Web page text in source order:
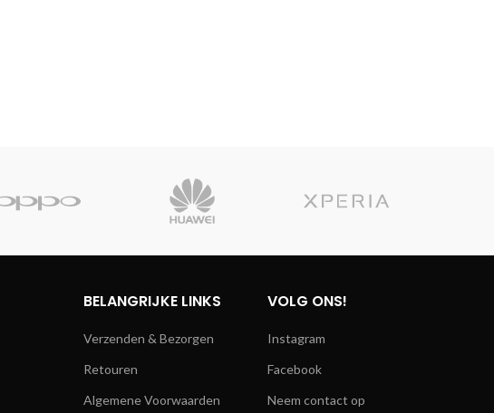
BELANGRIJKE LINKS
Verzenden & Bezorgen
Retouren
Algemene Voorwaarden
VOLG ONS!
Instagram
Facebook
Neem contact op